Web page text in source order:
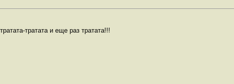
тратата и еще раз тратата!!!